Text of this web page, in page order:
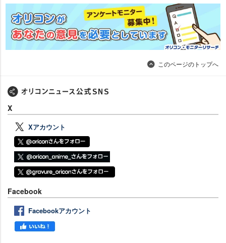
このページのトップへ
X
Xアカウント
Facebook
Facebookアカウント